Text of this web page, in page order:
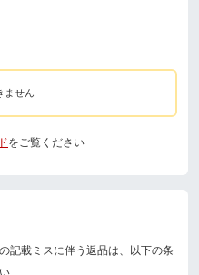
ません
をご覧ください
記載ミスに伴う返品は、以下の条